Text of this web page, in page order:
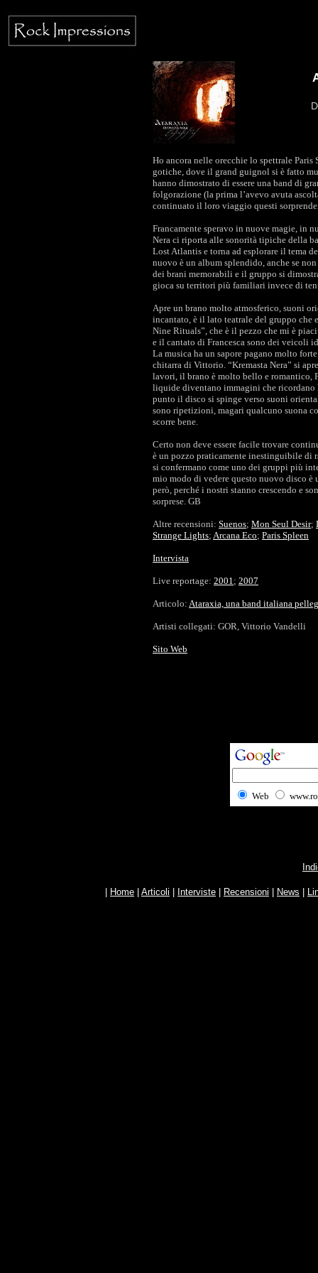
Ho ancora nelle orecchie lo spettrale
gotiche, dove il grand guignol si è fatto
hanno dimostrato di essere una band di
folgorazione (la prima l’avevo avuta
continuato il loro viaggio questi
Francamente speravo in nuove magie, in
Nera ci riporta alle sonorità tipiche della
Lost Atlantis e torna ad esplorare il tema
nuovo è un album splendido, anche se
dei brani memorabili e il gruppo si
gioca su territori più familiari invece di
Apre un brano molto atmosferico, suoni
incantato, è il lato teatrale del gruppo che
Nine Rituals”, che è il pezzo che mi è
e il cantato di Francesca sono dei veicoli
La musica ha un sapore pagano molto
chitarra di Vittorio. “Kremasta Nera” si
lavori, il brano è molto bello e romantico,
liquide diventano immagini che
punto il disco si spinge verso suoni
sono ripetizioni, magari qualcuno suona
scorre bene.
Certo non deve essere facile trovare
è un pozzo praticamente inestinguibile di
si confermano come uno dei gruppi più
mio modo di vedere questo nuovo disco è
però, perché i nostri stanno crescendo e
sorprese. GB
Altre recensioni: Suenos; Mon Seul Desir;
Strange Lights; Arcana Eco; Paris Spleen
Intervista
Live reportage: 2001; 2007
Articolo: Ataraxia, una band italiana
Artisti collegati: GOR, Vittorio Vandelli
Sito Web
Web
Home Articoli Interviste Recensioni News